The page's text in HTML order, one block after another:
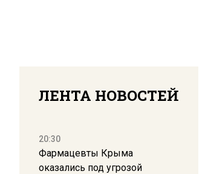
ЛЕНТА НОВОСТЕЙ
20:30
Фармацевты Крыма
оказались под угрозой